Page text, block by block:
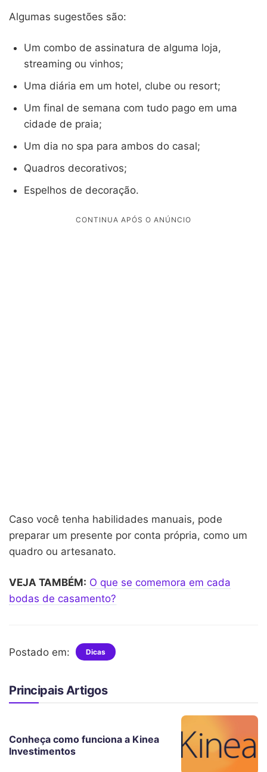
Algumas sugestões são:
Um combo de assinatura de alguma loja,
streaming ou vinhos;
Uma diária em um hotel, clube ou resort;
Um final de semana com tudo pago em uma
cidade de praia;
Um dia no spa para ambos do casal;
Quadros decorativos;
Espelhos de decoração.
Caso você tenha habilidades manuais, pode
preparar um presente por conta própria, como um
quadro ou artesanato.
VEJA TAMBÉM: O que se comemora em cada
bodas de casamento?
Postado em: Dicas
Principais Artigos
Conheça como funciona a Kinea
Investimentos